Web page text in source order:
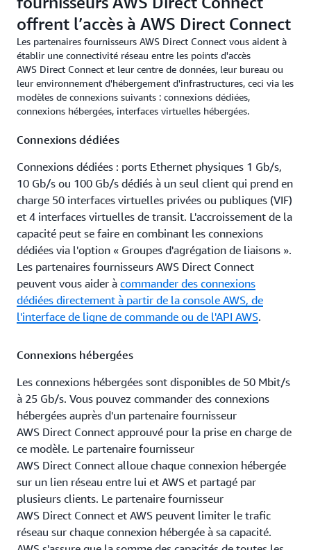
offrent l’accès à AWS Direct Connect
Les partenaires fournisseurs AWS Direct Connect vous aident à
établir une connectivité réseau entre les points d'accès
AWS Direct Connect et leur centre de données, leur bureau ou
leur environnement d'hébergement d'infrastructures, ceci via les
modèles de connexions suivants : connexions dédiées,
connexions hébergées, interfaces virtuelles hébergées.
Connexions dédiées
Connexions dédiées : ports Ethernet physiques 1 Gb/s,
10 Gb/s ou 100 Gb/s dédiés à un seul client qui prend en
charge 50 interfaces virtuelles privées ou publiques (VIF)
et 4 interfaces virtuelles de transit. L'accroissement de la
capacité peut se faire en combinant les connexions
dédiées via l'option « Groupes d'agrégation de liaisons ».
Les partenaires fournisseurs AWS Direct Connect
peuvent vous aider à commander des connexions
dédiées directement à partir de la console AWS, de
l'interface de ligne de commande ou de l'API AWS.
Connexions hébergées
Les connexions hébergées sont disponibles de 50 Mbit/s
à 25 Gb/s. Vous pouvez commander des connexions
hébergées auprès d'un partenaire fournisseur
AWS Direct Connect approuvé pour la prise en charge de
ce modèle. Le partenaire fournisseur
AWS Direct Connect alloue chaque connexion hébergée
sur un lien réseau entre lui et AWS et partagé par
plusieurs clients. Le partenaire fournisseur
AWS Direct Connect et AWS peuvent limiter le trafic
réseau sur chaque connexion hébergée à sa capacité.